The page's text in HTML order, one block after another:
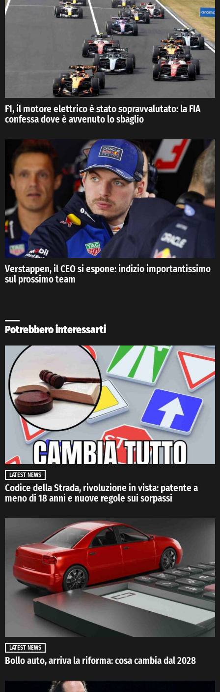
F1, il motore elettrico è stato sopravvalutato: la FIA
confessa dove è avvenuto lo sbaglio
Verstappen, il CEO si espone: indizio importantissimo
sul prossimo team
Potrebbero interessarti
LATEST NEWS
Codice della Strada, rivoluzione in vista: patente a
meno di 18 anni e nuove regole sui sorpassi
LATEST NEWS
Bollo auto, arriva la riforma: cosa cambia dal 2028